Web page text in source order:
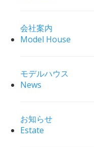
会社案内
Model House
モデルハウス
News
お知らせ
Estate